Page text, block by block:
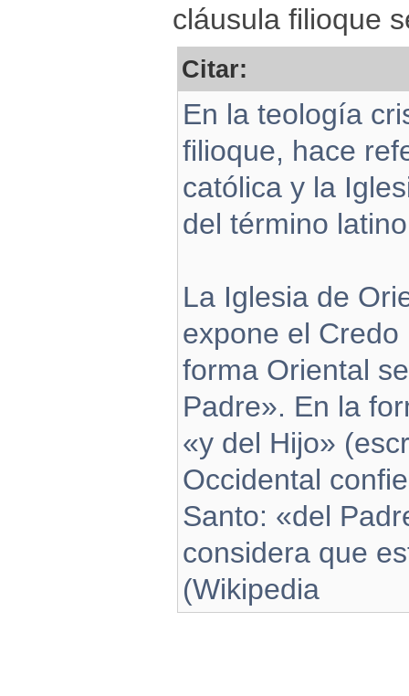
cláusula filioque
Citar:
En la teología
filioque, hace
católica y la
del término
La Iglesia de
expone el
forma Oriental
Padre». En la
«y del Hijo»
Occidental
Santo: «del
considera que
(Wikipedia